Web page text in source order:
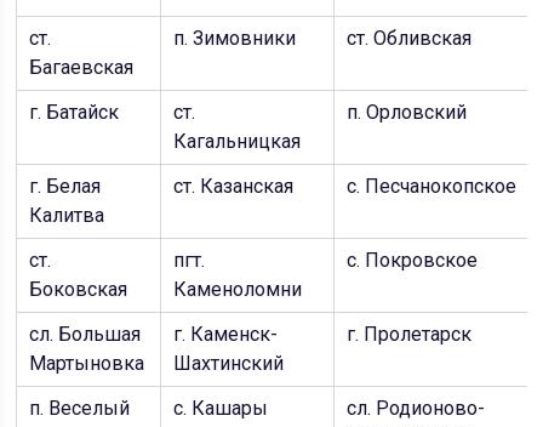
ст.
Багаевская
п. Зимовники ст. Обливская
г. Батайск
ст.
Кагальницкая
п. Орловский
г. Белая
Калитва
ст. Казанская с. Песчанокопское
ст.
Боковская
пгт.
Каменоломни
с. Покровское
сл. Большая
Мартыновка
г. Каменск-
Шахтинский
г. Пролетарск
п. Веселый с. Кашары
сл. Родионово-